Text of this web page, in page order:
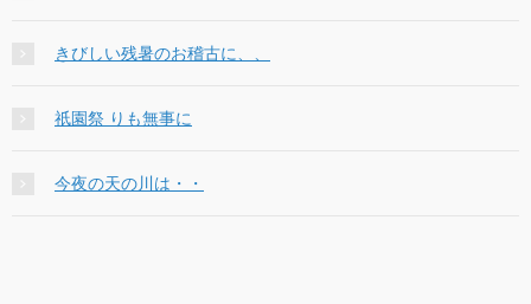
きびしい残暑のお稽古に、、
祇園祭 りも無事に
今夜の天の川は・・